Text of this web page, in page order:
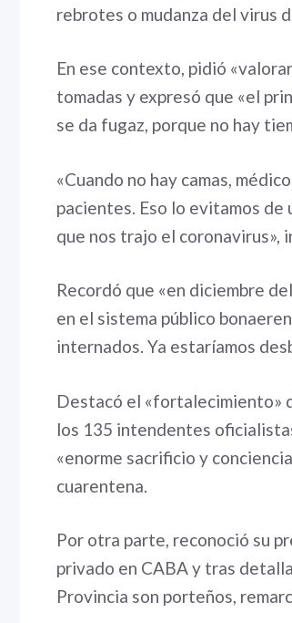
rebrotes o mudanza del virus
En ese contexto, pidió
tomadas y expresó que «el
se da fugaz, porque no hay
«Cuando no hay camas,
pacientes. Eso lo evitamos de
que nos trajo el coronavirus»,
Recordó que «en diciembre
en el sistema público
internados. Ya estaríamos
Destacó el «fortalecimiento»
los 135 intendentes
«enorme sacrificio y
cuarentena.
Por otra parte, reconoció su
privado en CABA y tras
Provincia son porteños,